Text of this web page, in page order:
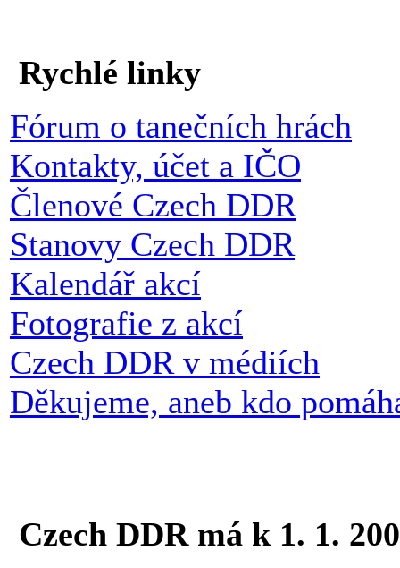
Rychlé linky
Fórum o tanečních hrách
Kontakty, účet a IČO
Členové Czech DDR
Stanovy Czech DDR
Kalendář akcí
Fotografie z akcí
Czech DDR v médiích
Děkujeme, aneb kdo
Czech DDR má k 1. 1.